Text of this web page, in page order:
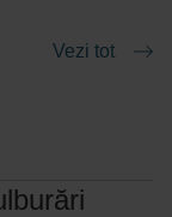
Vezi tot